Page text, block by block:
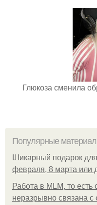
Глюкоза сменила
Популярные
Шикарный подарок
февраля, 8 марта или
Работа в MLM, то
неразрывно связана с